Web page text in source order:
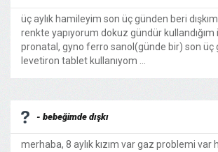
üç aylık hamileyim son üç günden beri
renkte yapıyorum dokuz gündür kullandığım
pronatal, gyno ferro sanol(günde bir) son üç
levetiron tablet kullanıyom ...
- bebeğimde dışkı
merhaba, 8 aylık kızım var gaz problemi var